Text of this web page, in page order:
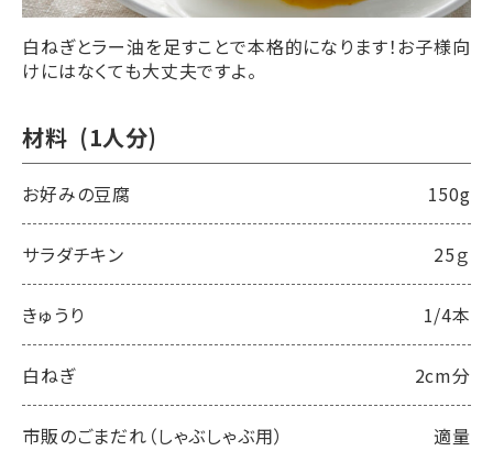
白ねぎとラー油を足すことで本格的になります！お子様向
けにはなくても大丈夫ですよ。
材料 (1人分)
お好みの豆腐 150g
サラダチキン 25ｇ
きゅうり 1/4本
白ねぎ 2cm分
市販のごまだれ（しゃぶしゃぶ用） 適量